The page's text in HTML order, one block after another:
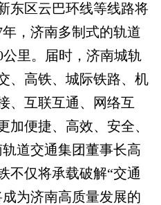
东区云巴环线等线路将
，济南多制式的轨道
里。届时，济南城轨
、高铁、城际铁路、机
、互联互通、网络互
加便捷、高效、安全、
道交通集团董事长高
不仅将承载破解“交通
为济南高质量发展的